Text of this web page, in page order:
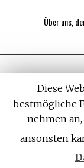
Über uns,
All
Diese
bestmögliche
nehmen
ansonsten